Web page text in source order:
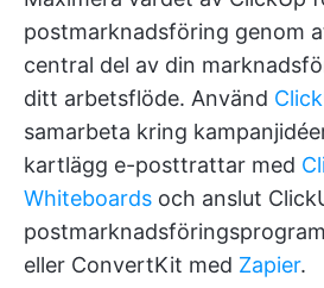
postmarknadsföring genom
central del av din
ditt arbetsflöde. Använd
samarbeta kring
kartlägg e-posttrattar med
Whiteboards och anslut
eller ConvertKit med Zapier.